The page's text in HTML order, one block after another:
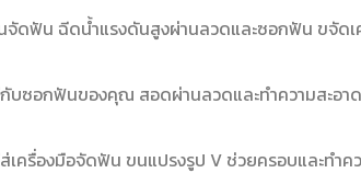
จัดฟัน ฉีดน้ำแรงดันสูงผ่านลวดและซอกฟัน ขจัดเ
ซอกฟันของคุณ สอดผ่านลวดและทำความสะอา
ครื่องมือจัดฟัน ขนแปรงรูป V ช่วยครอบและทำค